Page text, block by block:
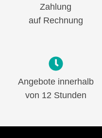
Zahlung
auf Rechnung
Angebote innerhalb
von 12 Stunden